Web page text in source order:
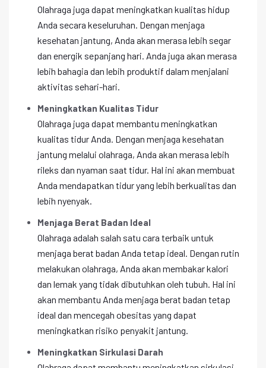
Olahraga juga dapat meningkatkan kualitas hidup
Anda secara keseluruhan. Dengan menjaga
kesehatan jantung, Anda akan merasa lebih segar
dan energik sepanjang hari. Anda juga akan merasa
lebih bahagia dan lebih produktif dalam menjalani
aktivitas sehari-hari.
Meningkatkan Kualitas Tidur
Olahraga juga dapat membantu meningkatkan
kualitas tidur Anda. Dengan menjaga kesehatan
jantung melalui olahraga, Anda akan merasa lebih
rileks dan nyaman saat tidur. Hal ini akan membuat
Anda mendapatkan tidur yang lebih berkualitas dan
lebih nyenyak.
Menjaga Berat Badan Ideal
Olahraga adalah salah satu cara terbaik untuk
menjaga berat badan Anda tetap ideal. Dengan rutin
melakukan olahraga, Anda akan membakar kalori
dan lemak yang tidak dibutuhkan oleh tubuh. Hal ini
akan membantu Anda menjaga berat badan tetap
ideal dan mencegah obesitas yang dapat
meningkatkan risiko penyakit jantung.
Meningkatkan Sirkulasi Darah